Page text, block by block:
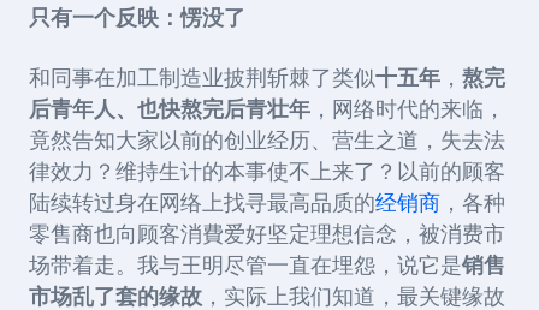
只有一个反映：愣没了
和同事在加工制造业披荆斩棘了类似十五年 ， 熬完
后青年人、也快熬完后青壮年 ，网络时代的来临，
竟然告知大家以前的创业经历、营生之道，失去法
律效力？维持生计的本事使不上来了？以前的顾客
陆续转过身在网络上找寻最高品质的经销商 ，各种
零售商也向顾客消費爱好坚定理想信念，被消费市
场带着走。我与王明尽管一直在埋怨，说它是销售
市场乱了套的缘故 ，实际上我们知道，最关键缘故